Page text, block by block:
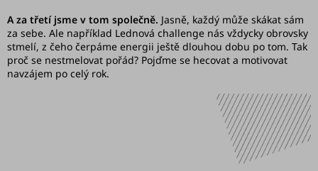
A za třetí jsme v tom společně. Jasně, každý může skákat sám
za sebe. Ale například Lednová challenge nás vždycky obrovsky
stmelí, z čeho čerpáme energii ještě dlouhou dobu po tom. Tak
proč se nestmelovat pořád? Pojďme se hecovat a motivovat
navzájem po celý rok.